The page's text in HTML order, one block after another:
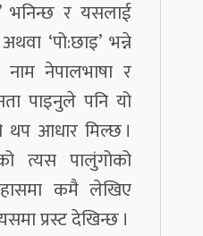
भनिन्छ र यसलाई
‘पो:छाइ’ भन्ने
नेपालभाषा र
पाइनुले पनि यो
थप आधार मिल्छ ।
त्यस पालुंगोको
कमै लेखिए
प्रस्ट देखिन्छ ।